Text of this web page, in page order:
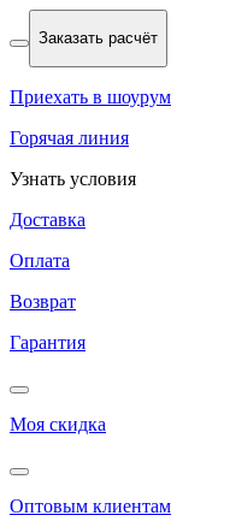
Заказать расчёт
Приехать в шоурум
Горячая линия
Узнать условия
Доставка
Оплата
Возврат
Гарантия
Моя скидка
Оптовым клиентам